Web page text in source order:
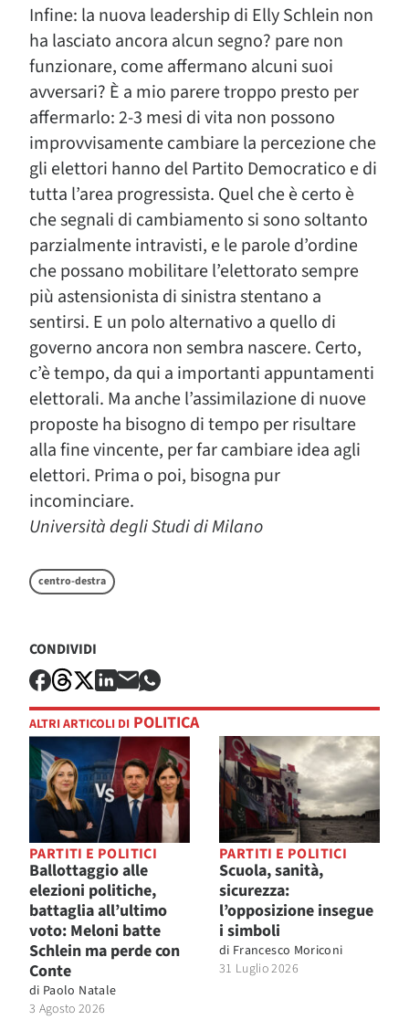
Infine: la nuova leadership di Elly Schlein non
ha lasciato ancora alcun segno? pare non
funzionare, come affermano alcuni suoi
avversari? È a mio parere troppo presto per
affermarlo: 2-3 mesi di vita non possono
improvvisamente cambiare la percezione che
gli elettori hanno del Partito Democratico e di
tutta l’area progressista. Quel che è certo è
che segnali di cambiamento si sono soltanto
parzialmente intravisti, e le parole d’ordine
che possano mobilitare l’elettorato sempre
più astensionista di sinistra stentano a
sentirsi. E un polo alternativo a quello di
governo ancora non sembra nascere. Certo,
c’è tempo, da qui a importanti appuntamenti
elettorali. Ma anche l’assimilazione di nuove
proposte ha bisogno di tempo per risultare
alla fine vincente, per far cambiare idea agli
elettori. Prima o poi, bisogna pur
incominciare.
Università degli Studi di Milano
centro-destra
CONDIVIDI
ALTRI ARTICOLI DI POLITICA
PARTITI E POLITICI
Ballottaggio alle
elezioni politiche,
battaglia all’ultimo
voto: Meloni batte
Schlein ma perde con
Conte
di Paolo Natale
3 Agosto 2026
PARTITI E POLITICI
Scuola, sanità,
sicurezza:
l’opposizione insegue
i simboli
di Francesco Moriconi
31 Luglio 2026